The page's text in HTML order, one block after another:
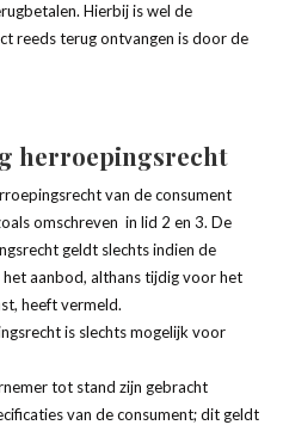
Hierbij is wel de
reeds terug ontvangen is door de
herroepingsrecht
van de consument
omschreven in lid 2 en 3. De
geldt slechts indien de
aanbod, althans tijdig voor het
heeft vermeld.
is slechts mogelijk voor
tot stand zijn gebracht
van de consument; dit geldt